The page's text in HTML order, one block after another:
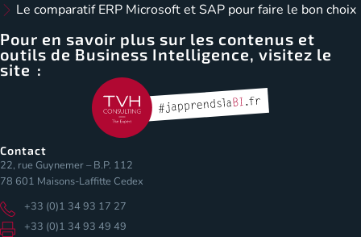
Le comparatif ERP Microsoft et SAP pour faire le bon choix
Pour en savoir plus sur les contenus et
outils de Business Intelligence, visitez le
site :
Contact
22, rue Guynemer – B.P. 112
78 601 Maisons-Laffitte Cedex
+33 (0)1 34 93 17 27
+33 (0)1 34 93 49 49